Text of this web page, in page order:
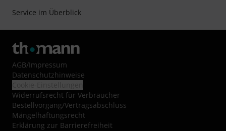
Service im Überblick
AGB/Impressum
Datenschutzhinweise
Widerrufsrecht für Verbraucher
Bestellvorgang/Vertragsabschluss
Mängelhaftungsrecht
Erklärung zur Barrierefreiheit